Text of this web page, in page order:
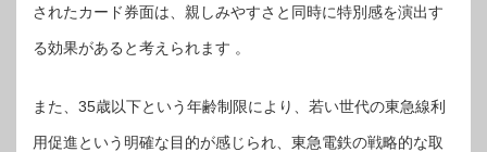
されたカード券面は、親しみやすさと同時に特別感を演出す
る効果があると考えられます 。
また、35歳以下という年齢制限により、若い世代の東急線利
用促進という明確な目的が感じられ、東急電鉄の戦略的な取